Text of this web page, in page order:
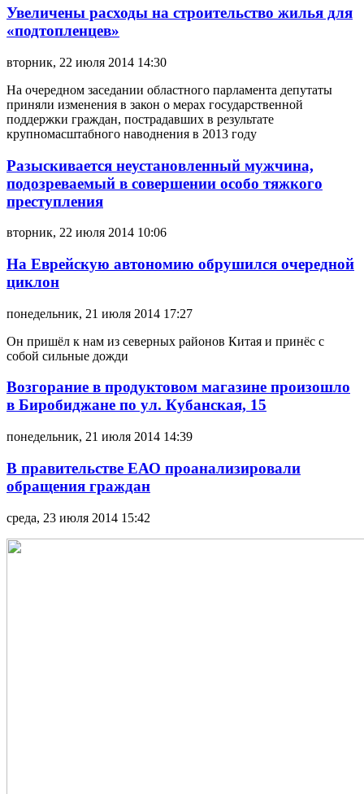
Увеличены расходы на строительство жилья для
«подтопленцев»
вторник, 22 июля 2014 14:30
На очередном заседании областного парламента депутаты
приняли изменения в закон о мерах государственной
поддержки граждан, пострадавших в результате
крупномасштабного наводнения в 2013 году
Разыскивается неустановленный мужчина,
подозреваемый в совершении особо тяжкого
преступления
вторник, 22 июля 2014 10:06
На Еврейскую автономию обрушился очередной
циклон
понедельник, 21 июля 2014 17:27
Он пришёл к нам из северных районов Китая и принёс с
собой сильные дожди
Возгорание в продуктовом магазине произошло
в Биробиджане по ул. Кубанская, 15
понедельник, 21 июля 2014 14:39
В правительстве ЕАО проанализировали
обращения граждан
среда, 23 июля 2014 15:42